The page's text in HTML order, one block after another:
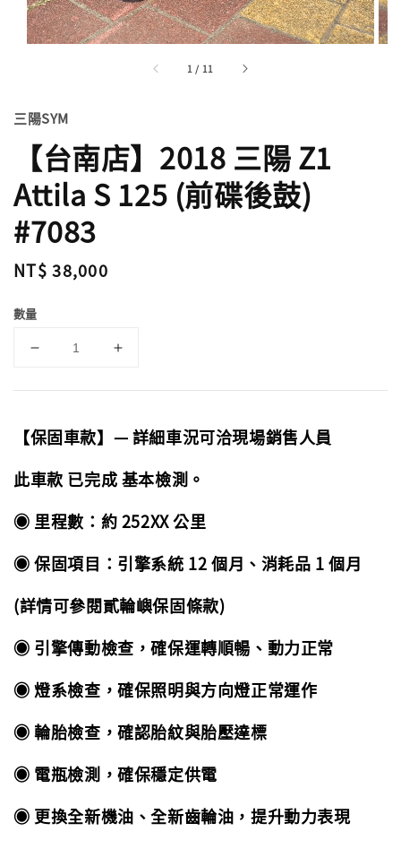
1 / 11
三陽SYM
【台南店】2018 三陽 Z1
Attila S 125 (前碟後鼓)
#7083
Regular
NT$ 38,000
數量
【保固車款】— 詳細車況可洽現場銷售人員
此車款 已完成 基本檢測。
◉ 里程數：約 252XX 公里
◉ 保固項目：引擎系統 12 個月、消耗品 1 個月
(詳情可參閱貳輪嶼保固條款)
◉ 引擎傳動檢查，確保運轉順暢、動力正常
◉ 燈系檢查，確保照明與方向燈正常運作
◉ 輪胎檢查，確認胎紋與胎壓達標
◉ 電瓶檢測，確保穩定供電
◉ 更換全新機油、全新齒輪油，提升動力表現